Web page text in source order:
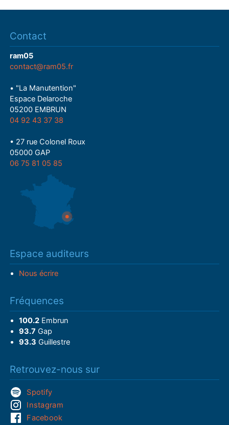
Contact
ram05
contact@ram05.fr
• "La Manutention"
Espace Delaroche
05200 EMBRUN
04 92 43 37 38
• 27 rue Colonel Roux
05000 GAP
06 75 81 05 85
Espace auditeurs
Nous écrire
Fréquences
100.2Embrun
93.7 Gap
93.3 Guillestre
Retrouvez-nous sur
Spotify
Instagram
Facebook